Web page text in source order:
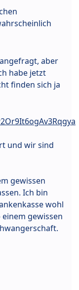
aber
habe jetzt
finden sich ja
und wir sind
gewissen
Ich bin
wohl
gewissen